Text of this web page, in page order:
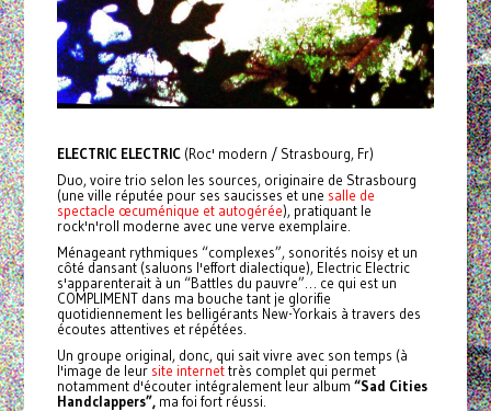
ELECTRIC ELECTRIC (Roc' modern / Strasbourg, Fr)
Duo, voire trio selon les sources, originaire de Strasbourg
(une ville réputée pour ses saucisses et une salle de
spectacle œcuménique et autogérée), pratiquant le
rock'n'roll moderne avec une verve exemplaire.
Ménageant rythmiques “complexes”, sonorités noisy et un
côté dansant (saluons l'effort dialectique), Electric Electric
s'apparenterait à un “Battles du pauvre”… ce qui est un
COMPLIMENT dans ma bouche tant je glorifie
quotidiennement les belligérants New-Yorkais à travers des
écoutes attentives et répétées.
Un groupe original, donc, qui sait vivre avec son temps (à
l'image de leursite internettrès complet qui permet
notamment d'écouter intégralement leur album “Sad Cities
Handclappers”, ma foi fort réussi.